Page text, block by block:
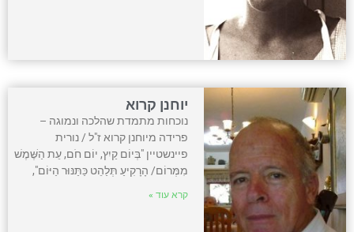
יוחנן קרוא
נוכחות מתמדת שהלכה ונמוגה –
פרידה מיוחנן קרוא ז"ל / נורית
פיינשטיין "בְּיוֹם קַיִץ, יוֹם חֹם, עֵת הַשֶּׁמֶשׁ
מִמְּרוֹם/ הָרָקִיעַ תְּלַהֵט כַּתַּנּוּר הַיּוֹם",
קרא עוד »